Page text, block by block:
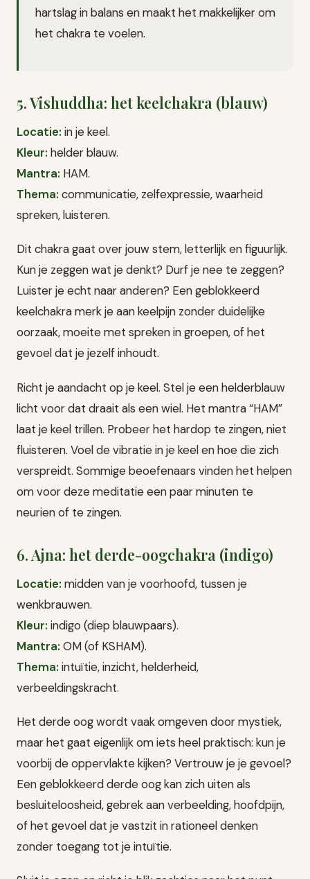
hartslag in balans en maakt het makkelijker om
het chakra te voelen.
5. Vishuddha: het keelchakra (blauw)
Locatie: in je keel.
Kleur: helder blauw.
Mantra: HAM.
Thema: communicatie, zelfexpressie, waarheid
spreken, luisteren.
Dit chakra gaat over jouw stem, letterlijk en figuurlijk.
Kun je zeggen wat je denkt? Durf je nee te zeggen?
Luister je echt naar anderen? Een geblokkeerd
keelchakra merk je aan keelpijn zonder duidelijke
oorzaak, moeite met spreken in groepen, of het
gevoel dat je jezelf inhoudt.
Richt je aandacht op je keel. Stel je een helderblauw
licht voor dat draait als een wiel. Het mantra “HAM”
laat je keel trillen. Probeer het hardop te zingen, niet
fluisteren. Voel de vibratie in je keel en hoe die zich
verspreidt. Sommige beoefenaars vinden het helpen
om voor deze meditatie een paar minuten te
neurien of te zingen.
6. Ajna: het derde-oogchakra (indigo)
Locatie: midden van je voorhoofd, tussen je
wenkbrauwen.
Kleur: indigo (diep blauwpaars).
Mantra: OM (of KSHAM).
Thema: intuïtie, inzicht, helderheid,
verbeeldingskracht.
Het derde oog wordt vaak omgeven door mystiek,
maar het gaat eigenlijk om iets heel praktisch: kun je
voorbij de oppervlakte kijken? Vertrouw je je gevoel?
Een geblokkeerd derde oog kan zich uiten als
besluiteloosheid, gebrek aan verbeelding, hoofdpijn,
of het gevoel dat je vastzit in rationeel denken
zonder toegang tot je intuïtie.